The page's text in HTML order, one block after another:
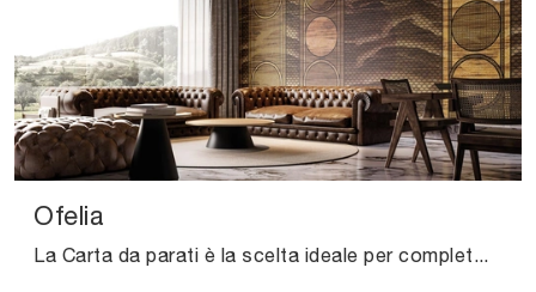
Ofelia
La Carta da parati è la scelta ideale per completare i tuoi interni! Ultima un'atmosfera design con il modello Ofelia di Instabilelab.